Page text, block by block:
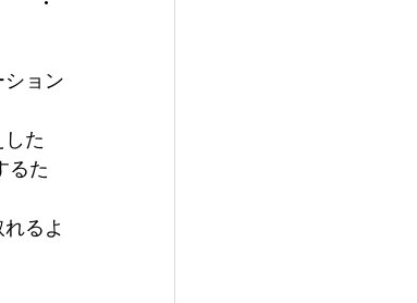
ョン
た
るた
るよ